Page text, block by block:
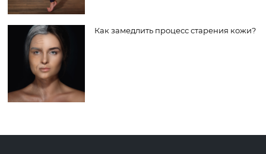
Как замедлить процесс старения кожи?